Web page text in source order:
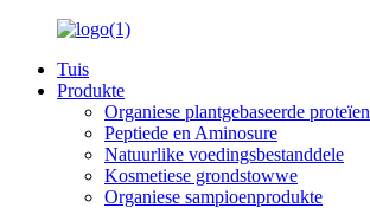
Tuis
Produkte
Organiese plantgebaseerde proteïen
Peptiede en Aminosure
Natuurlike voedingsbestanddele
Kosmetiese grondstowwe
Organiese sampioenprodukte